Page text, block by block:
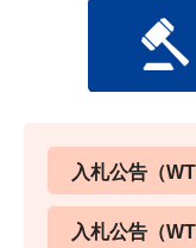
入札公告（
入札公告（